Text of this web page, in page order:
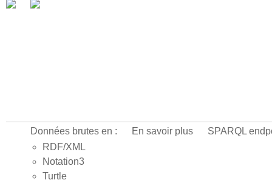
Données brutes en :
RDF/XML
Notation3
Turtle
En savoir plus SPARQL